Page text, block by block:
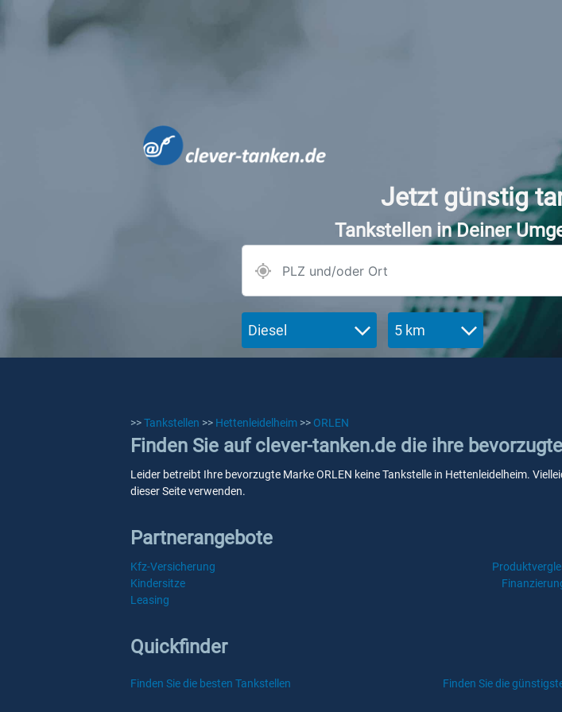
Jetzt günstig
Tankstellen in Deiner
Diesel 5 km
>>Tankstellen >> Hettenleidelheim >> ORLEN
Finden Sie auf clever-tanken.de die ihre
Leider betreibt Ihre bevorzugte Marke ORLEN keine Tankstelle in Hettenleidelheim.
dieser Seite verwenden.
Partnerangebote
Kfz-Versicherung
Kindersitze
Leasing
Quickfinder
Finden Sie die besten Tankstellen Finden Sie die